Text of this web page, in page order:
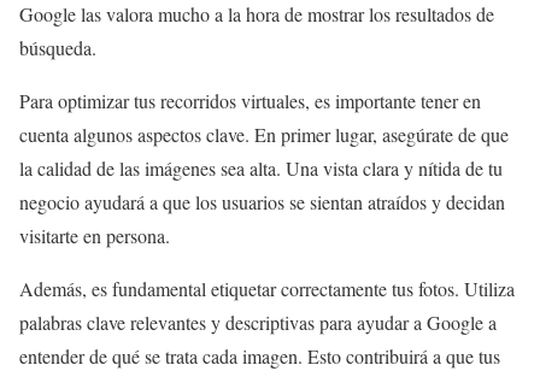
Google las valora mucho a la hora de mostrar los resultados de
búsqueda.
Para optimizar tus recorridos virtuales, es importante tener en
cuenta algunos aspectos clave. En primer lugar, asegúrate de que
la calidad de las imágenes sea alta. Una vista clara y nítida de tu
negocio ayudará a que los usuarios se sientan atraídos y decidan
visitarte en persona.
Además, es fundamental etiquetar correctamente tus fotos. Utiliza
palabras clave relevantes y descriptivas para ayudar a Google a
entender de qué se trata cada imagen. Esto contribuirá a que tus